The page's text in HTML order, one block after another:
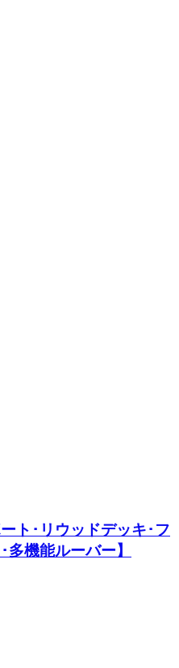
ト･リウッドデッキ･フ
機能ルーバー】